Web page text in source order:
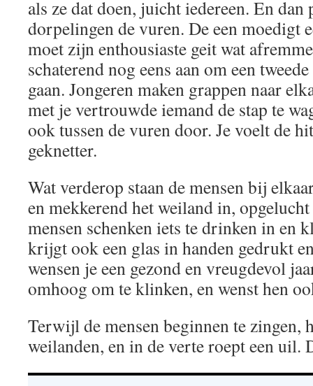
als ze dat doen, juicht iedereen. En dan
dorpelingen de vuren. De een moedigt
moet zijn enthousiaste geit wat
schaterend nog eens aan om een
gaan. Jongeren maken grappen naar
met je vertrouwde iemand de stap te
ook tussen de vuren door. Je voelt de
geknetter.
Wat verderop staan de mensen bij
en mekkerend het weiland in,
mensen schenken iets te drinken in en
krijgt ook een glas in handen gedrukt
wensen je een gezond en vreugdevol
omhoog om te klinken, en wenst hen
Terwijl de mensen beginnen te zingen,
weilanden, en in de verte roept een uil.